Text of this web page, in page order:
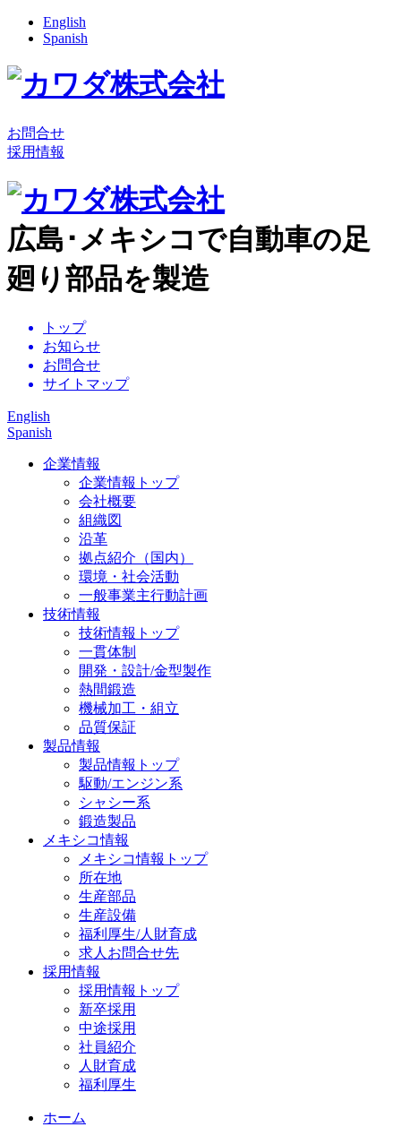
English
Spanish
お問合せ
採用情報
広島･メキシコで自動車の足
廻り部品を製造
トップ
お知らせ
お問合せ
サイトマップ
English
Spanish
企業情報
企業情報トップ
会社概要
組織図
沿革
拠点紹介（国内）
環境・社会活動
一般事業主行動計画
技術情報
技術情報トップ
一貫体制
開発・設計/金型製作
熱間鍛造
機械加工・組立
品質保証
製品情報
製品情報トップ
駆動/エンジン系
シャシー系
鍛造製品
メキシコ情報
メキシコ情報トップ
所在地
生産部品
生産設備
福利厚生/人財育成
求人お問合せ先
採用情報
採用情報トップ
新卒採用
中途採用
社員紹介
人財育成
福利厚生
ホーム